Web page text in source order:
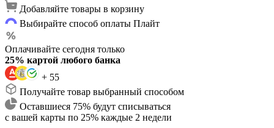
Добавляйте товары в корзину
Выбирайте способ оплаты Плайт
Оплачивайте сегодня только
25% картой любого банка
+ 55
Получайте товар выбранный способом
Оставшиеся 75% будут списываться
с вашей карты по 25% каждые 2 недели